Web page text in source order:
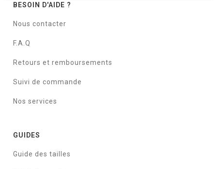
BESOIN D'AIDE ?
Nous contacter
F.A.Q
Retours et remboursements
Suivi de commande
Nos services
GUIDES
Guide des tailles